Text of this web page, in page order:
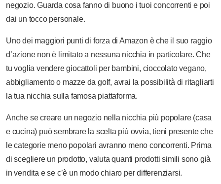
negozio. Guarda cosa fanno di buono i tuoi concorrenti e poi
dai un tocco personale.
Uno dei maggiori punti di forza di Amazon è che il suo raggio
d’azione non è limitato a nessuna nicchia in particolare. Che
tu voglia vendere giocattoli per bambini, cioccolato vegano,
abbigliamento o mazze da golf, avrai la possibilità di ritagliarti
la tua nicchia sulla famosa piattaforma.
Anche se creare un negozio nella nicchia più popolare (casa
e cucina) può sembrare la scelta più ovvia, tieni presente che
le categorie meno popolari avranno meno concorrenti. Prima
di scegliere un prodotto, valuta quanti prodotti simili sono già
in vendita e se c’è un modo chiaro per differenziarsi.